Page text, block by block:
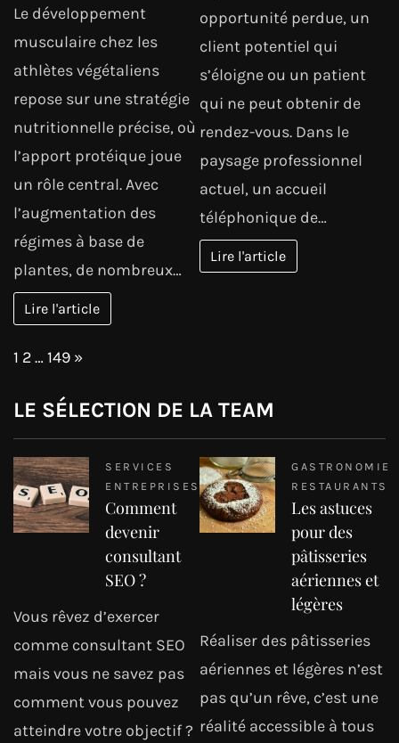
Le développement
musculaire chez les
athlètes végétaliens
repose sur une stratégie
nutritionnelle précise, où
l’apport protéique joue
un rôle central. Avec
l’augmentation des
régimes à base de
plantes, de nombreux…
Lire l'article
opportunité perdue, un
client potentiel qui
s’éloigne ou un patient
qui ne peut obtenir de
rendez-vous. Dans le
paysage professionnel
actuel, un accueil
téléphonique de…
Lire l'article
Page:
1 2…149 Next
»
LE SÉLECTION DE LA TEAM
SERVICES
ENTREPRISES
Comment
devenir
consultant
SEO ?
Vous rêvez d’exercer
comme consultant SEO
mais vous ne savez pas
comment vous pouvez
atteindre votre objectif ?
GASTRONOMIE
RESTAURANTS
Les astuces
pour des
pâtisseries
aériennes et
légères
Réaliser des pâtisseries
aériennes et légères n’est
pas qu’un rêve, c’est une
réalité accessible à tous